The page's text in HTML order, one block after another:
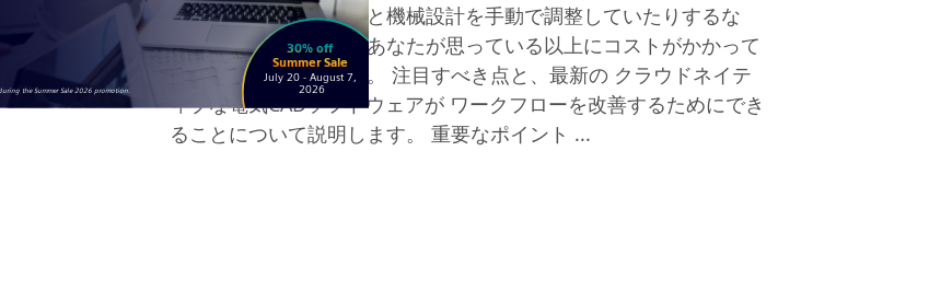
っていたり、電気設計と機械設計を手動で調整していたりするな
ら、現在のシステムはあなたが思っている以上にコストがかかって
いる可能性があります。 注目すべき点と、最新の クラウドネイテ
ィブな電気CADソフトウェアが ワークフローを改善するためにでき
ることについて説明します。 重要なポイント ...